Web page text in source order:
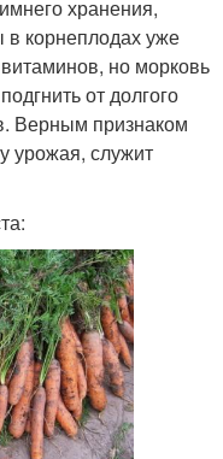
хранения,
в корнеплодах уже
но морковь
от долгого
Верным признаком
урожая, служит